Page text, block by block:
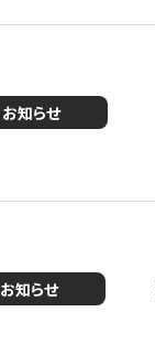
お知らせ
お知らせ